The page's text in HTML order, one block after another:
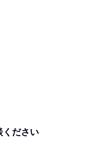
ください